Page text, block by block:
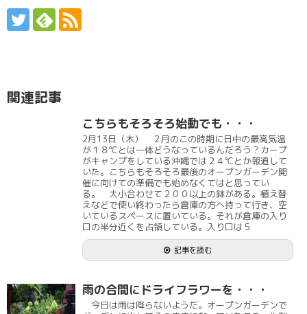
関連記事
こちらもそろそろ始動でも・・・
2月13日（木） ２月のこの時期に日中の最高気温
が１８℃とは一体どうなっているんだろう？カープ
がキャンプをしている沖縄では２４℃とか報道して
いた。こちらもそろそろ最後のオープンガーデン開
催に向けての準備でも始めなくてはと思ってい
る。 大小合わせて２００以上の鉢がある。植え替
えなどで使い終わったら倉庫の方へ持って行き、空
いているスペースに置いている。それが倉庫の入り
口の半分近くを占領している。入り口は５
記事を読む
雨の合間にドライフラワーを・・・
今日は雨は降らないようだ。オープンガーデンで